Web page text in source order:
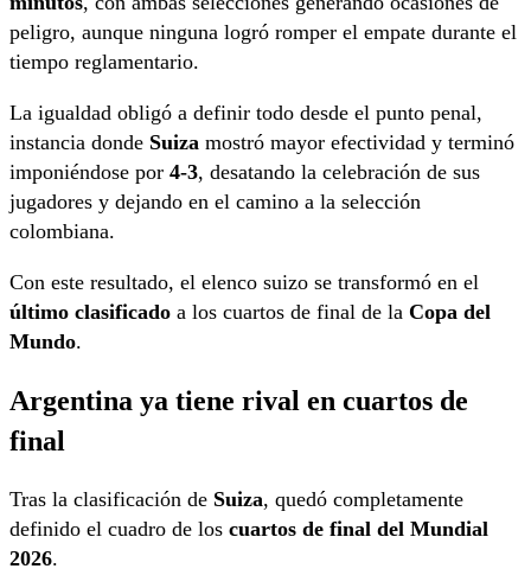
peligro, aunque ninguna logró romper el empate durante el
tiempo reglamentario.
La igualdad obligó a definir todo desde el punto penal,
instancia donde Suiza mostró mayor efectividad y terminó
imponiéndose por 4-3, desatando la celebración de sus
jugadores y dejando en el camino a la selección
colombiana.
Con este resultado, el elenco suizo se transformó en el
último clasificado a los cuartos de final de la Copa del
Mundo.
Argentina ya tiene rival en cuartos de
final
Tras la clasificación de Suiza, quedó completamente
definido el cuadro de los cuartos de final del Mundial
2026.